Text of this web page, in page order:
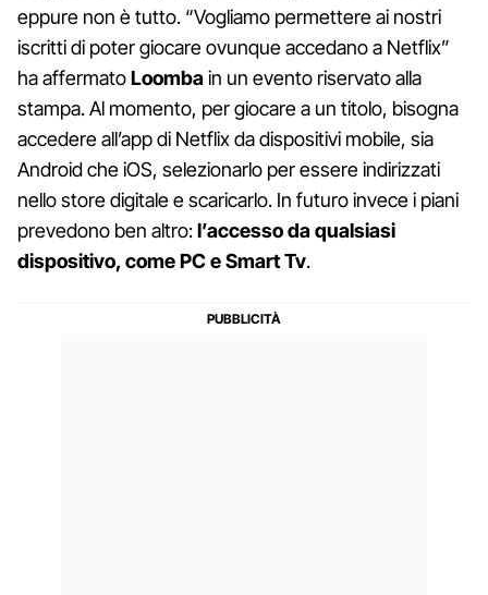
eppure non è tutto. “Vogliamo permettere ai nostri
iscritti di poter giocare ovunque accedano a Netflix”
ha affermatoLoombain un evento riservato alla
stampa. Al momento, per giocare a un titolo, bisogna
accedere all’app di Netflix da dispositivi mobile, sia
Android che iOS, selezionarlo per essere indirizzati
nello store digitale e scaricarlo. In futuro invece i piani
prevedono ben altro:l’accesso da qualsiasi
dispositivo, come PC e Smart Tv.